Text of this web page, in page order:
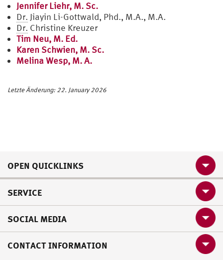
Jennifer Liehr, M. Sc.
Dr. Jiayin Li-Gottwald, Phd., M.A., M.A.
Dr. Christine Kreuzer
Tim Neu, M. Ed.
Karen Schwien, M. Sc.
Melina Wesp, M. A.
Letzte Änderung: 22. January 2026
OPEN QUICKLINKS
SERVICE
SOCIAL MEDIA
CONTACT INFORMATION